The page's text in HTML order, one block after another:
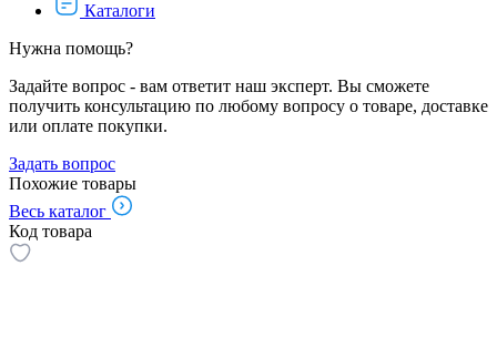
Каталоги
Нужна помощь?
Задайте вопрос - вам ответит наш эксперт. Вы сможете
получить консультацию по любому вопросу о товаре, доставке
или оплате покупки.
Задать вопрос
Похожие товары
Весь каталог
Код товара